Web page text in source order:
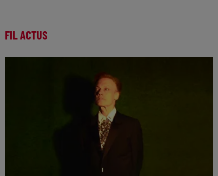
FIL ACTUS